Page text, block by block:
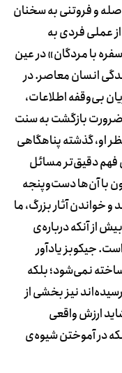
و فروتنی به سخنان
عملی فردی به
با مردگان» در عین
انسان معاصر. در
بی‌وقفه اطلاعات،
ضرورت بازگشت به سنت
او، گذشته پناهگاهی
فهم دقیق‌تر مسائل
با آن‌ها دست‌وپنجه
خواندن آثار بزرگ، ما
از آنکه درباره‌ی
جیکوبز یادآور
نمی‌شود؛ بلکه
نیز بخشی از
ارزش واقعی
در آموختن شیوه‌ی